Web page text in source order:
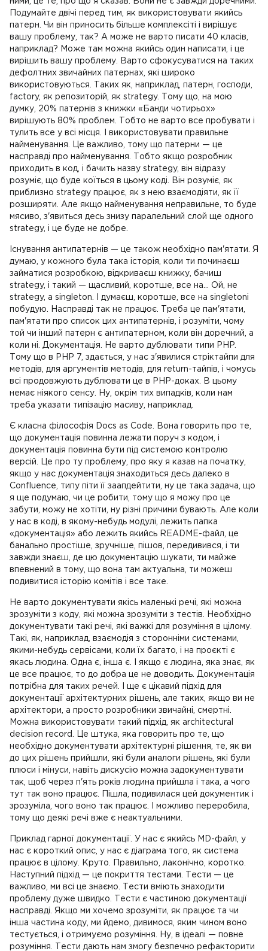
Подумайте двічі перед тим, як використовувати якийсь
патерн. Чи він приносить більше комплексіті і вирішує
вашу проблему, так? А може не варто писати 40 класів,
наприклад? Може там можна якийсь один написати, і це
вирішить вашу проблему. Варто сфокусуватися на таких
дефолтних звичайних патернах, які широко
використовуються. Таких як, наприклад, патерн, господи,
factory, як репозиторій, як strategy. Тому що, на мою
думку, 20% патернів з книжки «Банди чотирьох»
вирішують 80% проблем. Тобто не варто все пробувати і
тулить все у всі місця. І використовувати правильне
найменування. Це важливо, тому що патерни — це
насправді про найменування. Тобто якщо розробник
приходить в код, і бачить назву strategy, він відразу
розуміє, що буде коїться в цьому коді. Він розуміє, як
приблизно strategy працює, як з нею взаємодіяти, як її
розширяти. Але якщо найменування неправильне, то буде
мясиво, з'явиться десь знизу паралельний слой ще одного
strategy, і це буде не добре.
Існування антипатернів — це також необхідно пам'ятати. Я
думаю, у кожного була така історія, коли ти починаєш
займатися розробкою, відкриваєш книжку, бачиш
strategy, і такий — щасливий, коротше, все на... Ой, не
strategy, а singleton. І думаєш, коротше, все на singletonі
побудую. Насправді так не працює. Треба це пам'ятати,
пам'ятати про список цих антипатернів, і розуміти, чому
той чи інший патерн є антипатерном, коли він доречний, а
коли ні. Документація. Не варто дублювати типи PHP.
Тому що в PHP 7, здається, у нас з'явилися стріктайпи для
методів, для аргументів методів, для return-тайпів, і чомусь
всі продовжують дублювати це в PHP-доках. В цьому
немає ніякого сенсу. Ну, окрім тих випадків, коли нам
треба указати типізацію масиву, наприклад.
Є класна філософія Docs as Code. Вона говорить про те,
що документація повинна лежати поруч з кодом, і
документація повинна бути під системою контролю
версій. Це про ту проблему, про яку я казав на початку,
якщо у нас документація знаходиться десь далеко в
Confluence, типу піти її заапдейтити, ну це така задача, що
я ще подумаю, чи це робити, тому що я можу про це
забути, можу не хотіти, ну різні причини бувають. Але коли
у нас в коді, в якому-небудь модулі, лежить папка
«документація» або лежить якийсь README-файл, це
банально простіше, зручніше, пішов, передивився, і ти
завжди знаєш, де цю документацію шукати, ти майже
впевнений в тому, що вона там актуальна, ти можеш
подивитися історію комітів і все таке.
Не варто документувати якісь маленькі речі, які можна
зрозуміти з коду, які можна зрозуміти з тестів. Необхідно
документувати такі речі, які важкі для розуміння в цілому.
Такі, як, наприклад, взаємодія з сторонніми системами,
якими-небудь сервісами, коли їх багато, і на проєкті є
якась людина. Одна є, інша є. І якщо є людина, яка знає, як
це все працює, то до добра це не доводить. Документація
потрібна для таких речей. І ще є цікавий підхід для
документації архітектурних рішень, але таких, якщо ви не
архітектори, а просто розробники звичайні, смертні.
Можна використовувати такий підхід, як architectural
decision record. Це штука, яка говорить про те, що
необхідно документувати архітектурні рішення, те, як ви
до цих рішень прийшли, які були аналоги рішень, які були
плюси і мінуси, навіть дискусію можна задокументувати
так, щоб через п'ять років людина прийшла і така, а чого
тут так воно працює. Пішла, подивилася цей документик і
зрозуміла, чого воно так працює. І можливо переробила,
тому що деякі речі вже є неактуальними.
Приклад гарної документації. У нас є якийсь MD-файл, у
нас є короткий опис, у нас є діаграма того, як система
працює в цілому. Круто. Правильно, лаконічно, коротко.
Наступний підхід — це покриття тестами. Тести — це
важливо, ми всі це знаємо. Тести вміють знаходити
проблему дуже швидко. Тести є частиною документації
насправді. Якщо ми хочемо зрозуміти, як працює та чи
інша частина коду, ми йдемо, дивимося, яким чином воно
тестується, і отримуємо розуміння. Ну, в ідеалі — повне
розуміння. Тести дають нам змогу безпечно рефакторити